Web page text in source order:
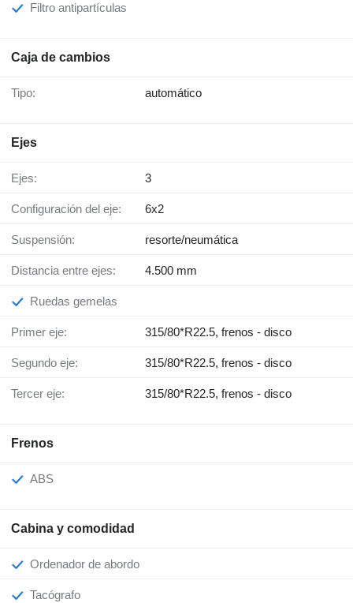
Filtro antipartículas
Caja de cambios
Tipo: automático
Ejes
Ejes: 3
Configuración del eje: 6x2
Suspensión: resorte/neumática
Distancia entre ejes: 4.500 mm
Ruedas gemelas
Primer eje: 315/80*R22.5, frenos - disco
Segundo eje: 315/80*R22.5, frenos - disco
Tercer eje: 315/80*R22.5, frenos - disco
Frenos
ABS
Cabina y comodidad
Ordenador de abordo
Tacógrafo